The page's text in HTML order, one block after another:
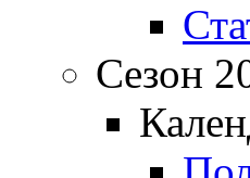
Сезон